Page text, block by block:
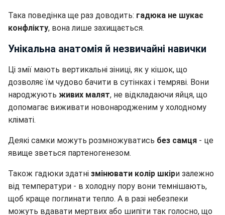
Така поведінка ще раз доводить: гадюка не шукає
конфлікту, вона лише захищається.
Унікальна анатомія й незвичайні навички
Ці змії мають вертикальні зіниці, як у кішок, що
дозволяє їм чудово бачити в сутінках і темряві. Вони
народжують живих малят, не відкладаючи яйця, що
допомагає виживати новонародженим у холодному
кліматі.
Деякі самки можуть розмножуватись без самця - це
явище зветься партеногенезом.
Також гадюки здатні змінювати колір шкіри залежно
від температури - в холодну пору вони темнішають,
щоб краще поглинати тепло. А в разі небезпеки
можуть вдавати мертвих або шипіти так голосно, що